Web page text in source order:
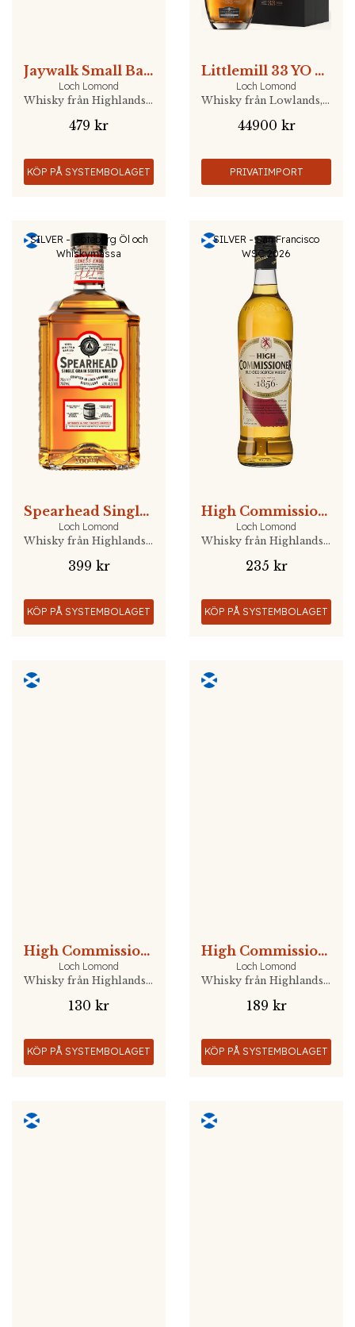
Jaywalk Small Batch Straight Rye
Loch Lomond
Whisky från Highlands, Skottland
479 kr
KÖP PÅ SYSTEMBOLAGET
Littlemill 33 YO Cask Reflections
Loch Lomond
Whisky från Lowlands, Skottland
44900 kr
PRIVATIMPORT
SILVER - Göteborg Öl och
Whiskymässa
Spearhead Single Grain
Loch Lomond
Whisky från Highlands, Skottland
399 kr
KÖP PÅ SYSTEMBOLAGET
SILVER - San Francisco
WSC 2026
High Commissioner Scotch Blended Whisky
Loch Lomond
Whisky från Highlands, Skottland
235 kr
KÖP PÅ SYSTEMBOLAGET
High Commissioner 35cl
Loch Lomond
Whisky från Highlands, Skottland
130 kr
KÖP PÅ SYSTEMBOLAGET
High Commissioner 7 år Peated 50cl
Loch Lomond
Whisky från Highlands, Skottland
189 kr
KÖP PÅ SYSTEMBOLAGET